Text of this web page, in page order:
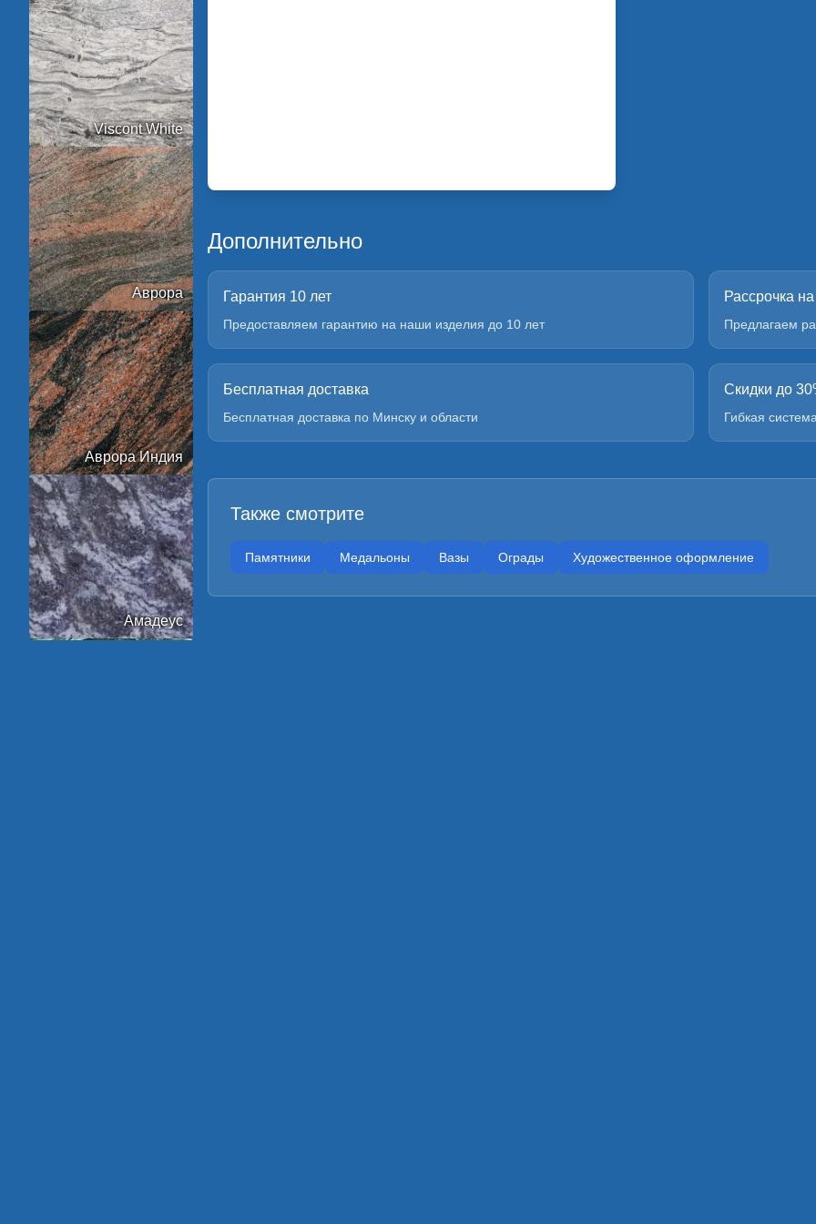
Viscont White
Аврора
Аврора Индия
Амадеус
Дополнительно
Гарантия 10 лет
Предоставляем гарантию на наши изделия до 10 лет
Рассрочка
Предлагаем
Бесплатная доставка
Бесплатная доставка по Минску и области
Скидки до
Гибкая
Также смотрите
Памятники Медальоны Вазы Ограды Художественное оформление